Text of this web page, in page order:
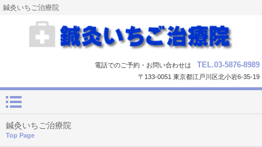
鍼灸いちご治療院
電話でのご予約・お問い合わせは TEL.03-5876-8989
〒133-0051 東京都江戸川区北小岩6-35-19
鍼灸いちご治療院
Top Page